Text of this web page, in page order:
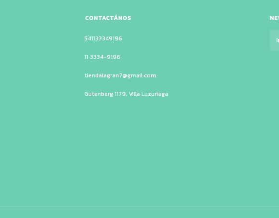
CONTACTÁNOS
541133349196
11 3334-9196
tiendalagran7@gmail.com
Gutenberg 1179, Villa Luzuriaga